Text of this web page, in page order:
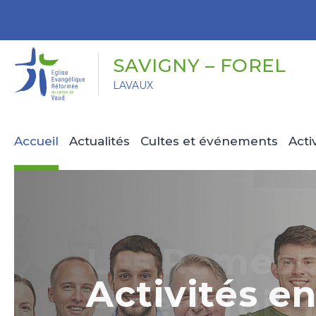
SAVIGNY – FOREL
LAVAUX
Accueil Actualités Cultes et événements
Les
Forel: trois
Activités
Activités